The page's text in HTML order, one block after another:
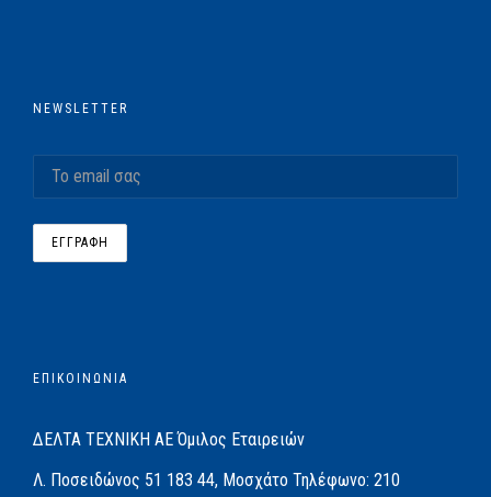
NEWSLETTER
ΕΠΙΚΟΙΝΩΝΙΑ
ΔΕΛΤΑ ΤΕΧΝΙΚΗ ΑΕΌμιλος Εταιρειών
Λ. Ποσειδώνος 51 183 44, Μοσχάτο Τηλέφωνο: 210